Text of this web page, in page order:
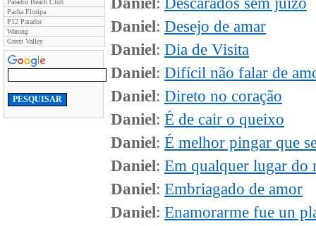
Parador Beach Club
Pacha Floripa
P12 Parador
Warung
Green Valley
Daniel: Desejo de amar
Daniel: Dia de Visita
Daniel: Difícil não falar de
Daniel: Direto no coração
Daniel: É de cair o queixo
Daniel: É melhor pingar que
Daniel: Em qualquer lugar do
Daniel: Embriagado de amor
Daniel: Enamorarme fue un